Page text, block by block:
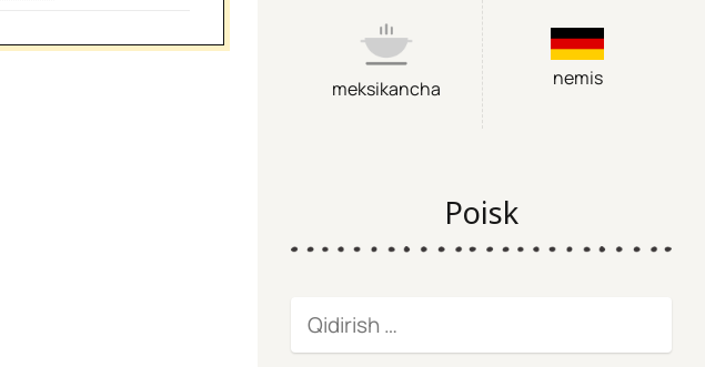
meksikancha nemis
Poisk